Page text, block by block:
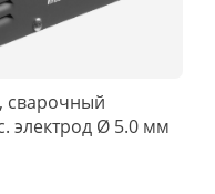
электрод Ø 5.0 мм